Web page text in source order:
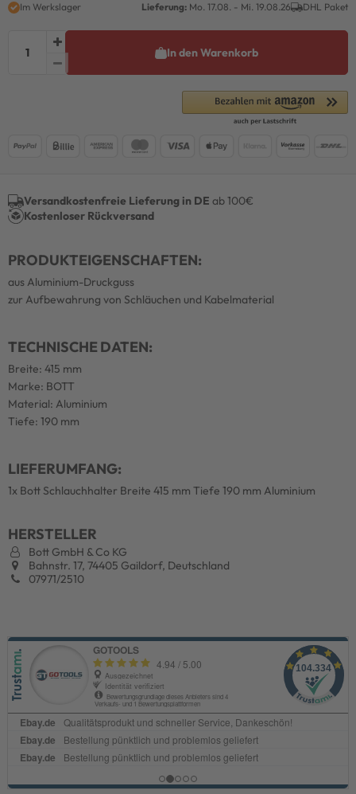
Im Werkslager Lieferung: Mo. 17.08. - Mi. 19.08.26 DHL Paket
In den Warenkorb
Versandkostenfreie Lieferung in DE ab 100€
Kostenloser Rückversand
PRODUKTEIGENSCHAFTEN:
aus Aluminium-Druckguss
zur Aufbewahrung von Schläuchen und Kabelmaterial
TECHNISCHE DATEN:
Breite: 415 mm
Marke: BOTT
Material: Aluminium
Tiefe: 190 mm
LIEFERUMFANG:
1x Bott Schlauchhalter Breite 415 mm Tiefe 190 mm Aluminium
HERSTELLER
Bott GmbH & Co KG
Bahnstr. 17, 74405 Gaildorf, Deutschland
07971/2510